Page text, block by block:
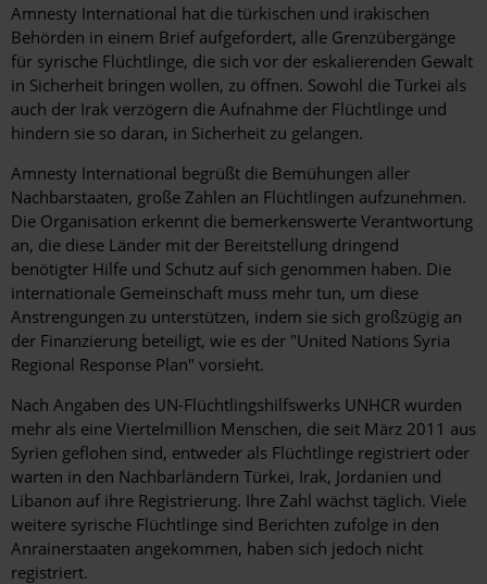
Amnesty International hat die türkischen und irakischen
Behörden in einem Brief aufgefordert, alle Grenzübergänge
für syrische Flüchtlinge, die sich vor der eskalierenden Gewalt
in Sicherheit bringen wollen, zu öffnen. Sowohl die Türkei als
auch der Irak verzögern die Aufnahme der Flüchtlinge und
hindern sie so daran, in Sicherheit zu gelangen.
Amnesty International begrüßt die Bemühungen aller
Nachbarstaaten, große Zahlen an Flüchtlingen aufzunehmen.
Die Organisation erkennt die bemerkenswerte Verantwortung
an, die diese Länder mit der Bereitstellung dringend
benötigter Hilfe und Schutz auf sich genommen haben. Die
internationale Gemeinschaft muss mehr tun, um diese
Anstrengungen zu unterstützen, indem sie sich großzügig an
der Finanzierung beteiligt, wie es der "United Nations Syria
Regional Response Plan" vorsieht.
Nach Angaben des UN-Flüchtlingshilfswerks UNHCR wurden
mehr als eine Viertelmillion Menschen, die seit März 2011 aus
Syrien geflohen sind, entweder als Flüchtlinge registriert oder
warten in den Nachbarländern Türkei, Irak, Jordanien und
Libanon auf ihre Registrierung. Ihre Zahl wächst täglich. Viele
weitere syrische Flüchtlinge sind Berichten zufolge in den
Anrainerstaaten angekommen, haben sich jedoch nicht
registriert.